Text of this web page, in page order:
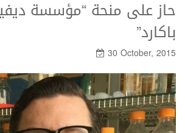
حاز على منحة “مؤسسة
باكارد”
30 October, 2015